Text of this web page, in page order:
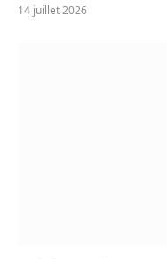
14 juillet 2026